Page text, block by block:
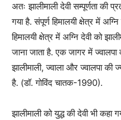
अतः झालीमाली देवी सम्पूर्णता की
गया है. संपूर्ण हिमालयी क्षेत्र में
हिमालयी क्षेत्र में अग्नि देवी को
जाना जाता है. एक जागर में ज्वालपा
झालीमाली, ज्वाला और ज्वालपा की
है. (डॉ. गोविंद चातक-1990).
झालीमाली को युद्ध की देवी भी कहा